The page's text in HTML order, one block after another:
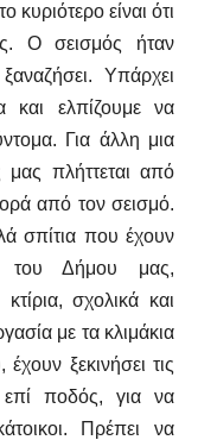
κυριότερο είναι ότι
Ο σεισμός ήταν
Υπάρχει
και ελπίζουμε να
Για άλλη μια
πλήττεται από
από τον σεισμό.
σπίτια που έχουν
του Δήμου μας,
σχολικά και
με τα κλιμάκια
ξεκινήσει τις
ποδός, για να
Πρέπει να